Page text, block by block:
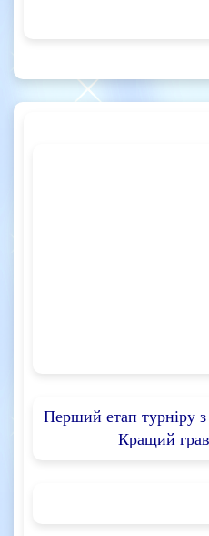
Перший етап турніру з
Кращий